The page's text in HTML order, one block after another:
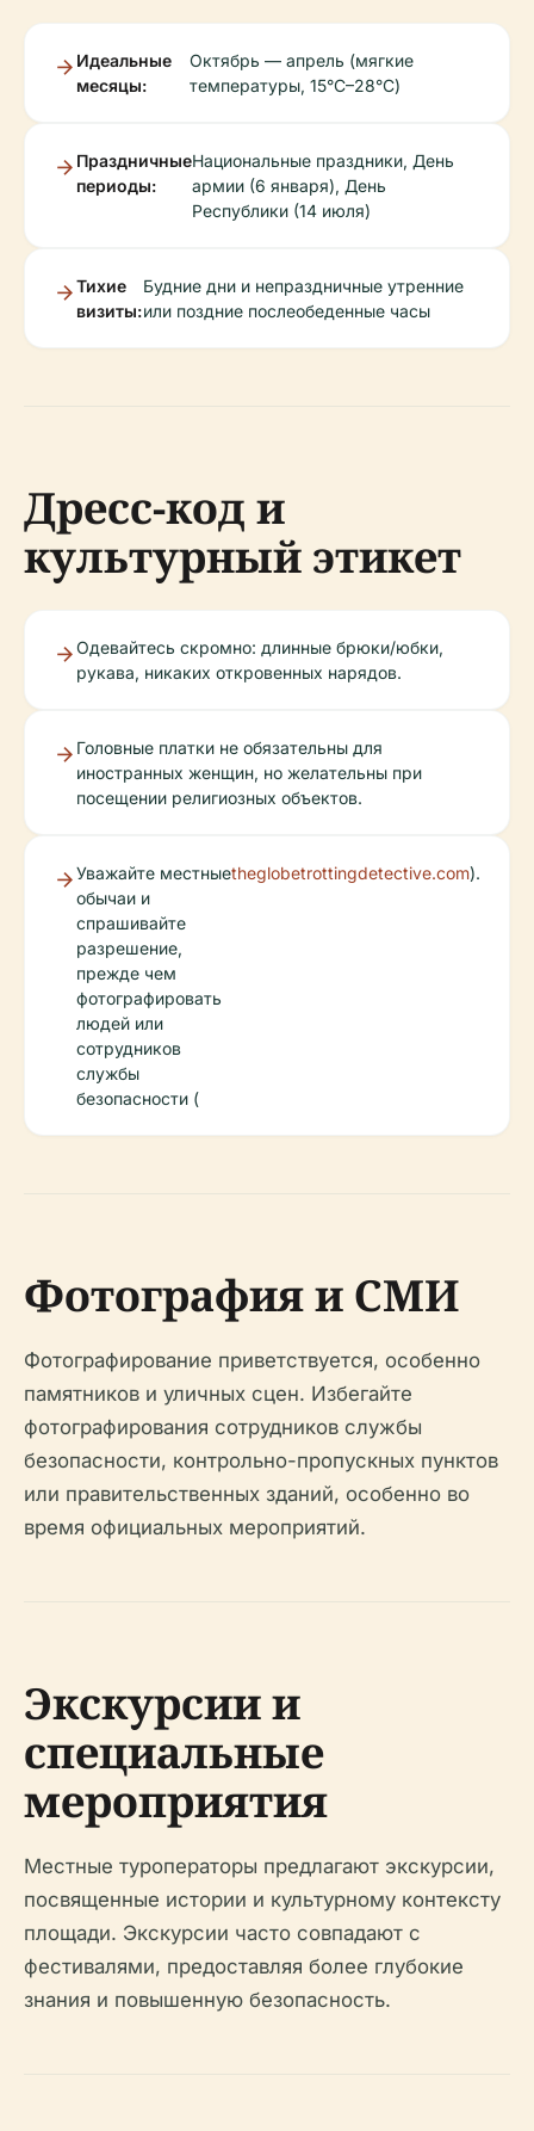
Идеальные
месяцы:
Октябрь — апрель (мягкие
температуры, 15°C–28°C)
Праздничные
периоды:
Национальные праздники, День
армии (6 января), День
Республики (14 июля)
Тихие
визиты:
Будние дни и непраздничные утренние
или поздние послеобеденные часы
Дресс-код и
культурный этикет
Одевайтесь скромно: длинные брюки/юбки,
рукава, никаких откровенных нарядов.
Головные платки не обязательны для
иностранных женщин, но желательны при
посещении религиозных объектов.
Уважайте местные
обычаи и
спрашивайте
разрешение,
прежде чем
фотографировать
людей или
сотрудников
службы
безопасности (
theglobetrottingdetective.com).
Фотография и СМИ
Фотографирование приветствуется, особенно
памятников и уличных сцен. Избегайте
фотографирования сотрудников службы
безопасности, контрольно-пропускных пунктов
или правительственных зданий, особенно во
время официальных мероприятий.
Экскурсии и
специальные
мероприятия
Местные туроператоры предлагают экскурсии,
посвященные истории и культурному контексту
площади. Экскурсии часто совпадают с
фестивалями, предоставляя более глубокие
знания и повышенную безопасность.